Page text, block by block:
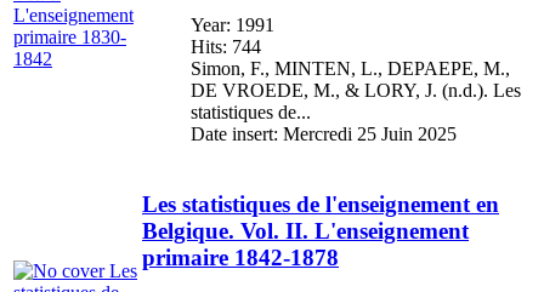
Year: 1991
Hits: 744
Simon, F., MINTEN, L., DEPAEPE, M.,
DE VROEDE, M., & LORY, J. (n.d.). Les
statistiques de...
Date insert: Mercredi 25 Juin 2025
Les statistiques de l'enseignement en
Belgique. Vol. II. L'enseignement
primaire 1842-1878